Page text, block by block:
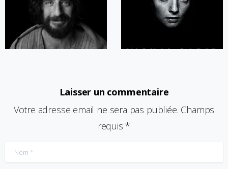
Laisser un commentaire
Votre adresse email ne sera pas publiée. Champs
requis *
Nom*